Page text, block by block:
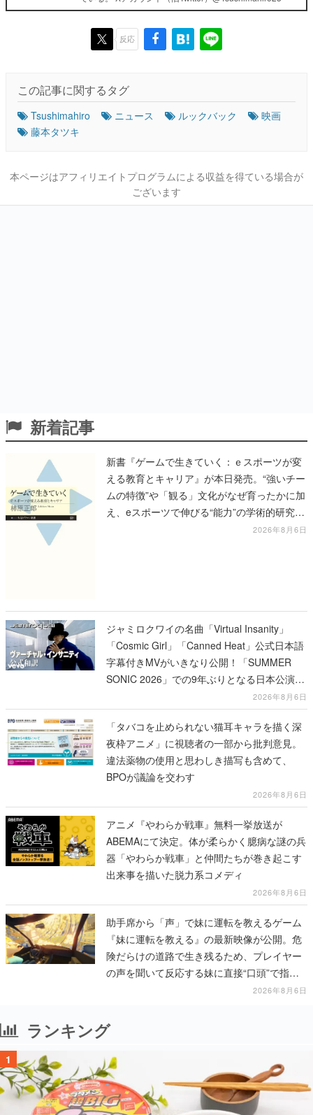
反応
この記事に関するタグ
Tsushimahiro ニュース ルックバック
映画
藤本タツキ
本ページはアフィリエイトプログラムによる収益を得ている場合が
ございます
新着記事
新書『ゲームで生きていく：ｅスポーツが変
える教育とキャリア』が本日発売。“強いチー
ムの特徴”や「観る」文化がなぜ育ったかに加
え、eスポーツで伸びる“能力”の学術的研究も
2026年8月6日
ジャミロクワイの名曲「Virtual Insanity」
「Cosmic Girl」「Canned Heat」公式日本語
字幕付きMVがいきなり公開！「SUMMER
SONIC 2026」での9年ぶりとなる日本公演を
2026年8月6日
「タバコを止められない猫耳キャラを描く深
夜枠アニメ」に視聴者の一部から批判意見。
違法薬物の使用と思わしき描写も含めて、
BPOが議論を交わす
2026年8月6日
アニメ『やわらか戦車』無料一挙放送が
ABEMAにて決定。体が柔らかく臆病な謎の兵
器「やわらか戦車」と仲間たちが巻き起こす
出来事を描いた脱力系コメディ
2026年8月6日
助手席から「声」で妹に運転を教えるゲーム
『妹に運転を教える』の最新映像が公開。危
険だらけの道路で生き残るため、プレイヤー
の声を聞いて反応する妹に直接“口頭”で指示
2026年8月6日
ランキング
1